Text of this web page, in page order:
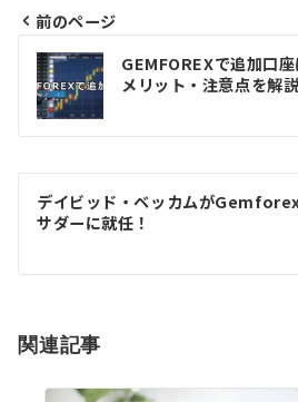
投
稿
ナ
ビ
ゲ
シ
ン
前のページ
GEMFOREXで追加口
メリット・注意点を解説
デイビッド・ベッカムが
サダーに就任！
関連記事